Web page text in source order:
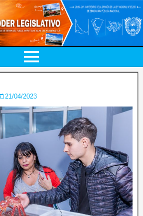
21/04/2023